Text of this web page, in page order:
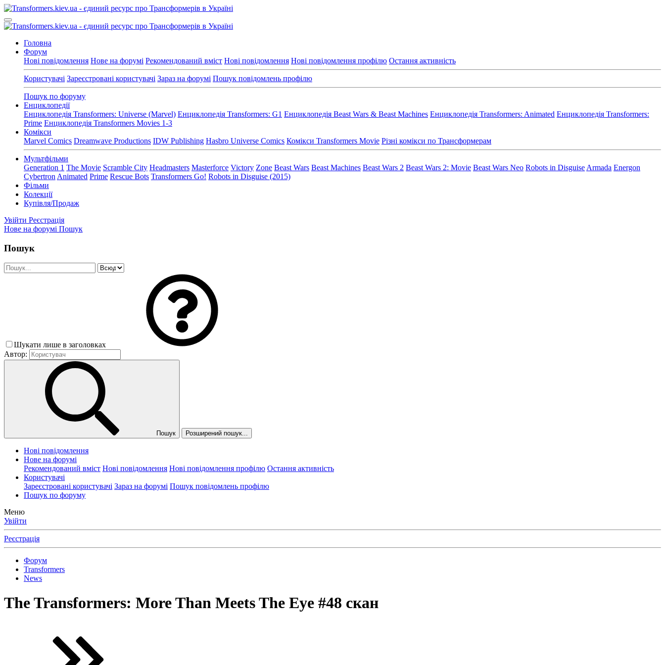
Головна
Форум
Нові повідомлення Нове на форумі Рекомендований вміст Нові повідомлення Нові повідомлення профілю Остання активність
Користувачі Зареєстровані користувачі Зараз на форумі Пошук повідомлень профілю
Пошук по форуму
Енциклопедії
Енциклопедія Transformers: Universe (Marvel) Енциклопедія Transformers: G1 Енциклопедія Beast Wars & Beast Machines Енциклопедія Transformers: Animated Енциклопедія Transformers:
Prime Енциклопедія Transformers Movies 1-3
Комікси
Marvel Comics Dreamwave Productions IDW Publishing Hasbro Universe Comics Комікси Transformers Movie Різні комікси по Трансформерам
Мультфільми
Generation 1 The Movie Scramble City Headmasters Masterforce Victory Zone Beast Wars Beast Machines Beast Wars 2 Beast Wars 2: Movie Beast Wars Neo Robots in Disguise Armada Energon
Cybertron Animated Prime Rescue Bots Transformers Go! Robots in Disguise (2015)
Фільми
Колекції
Купівля/Продаж
Увійти Реєстрація
Нове на форумі Пошук
Пошук
Шукати лише в заголовках
Автор:
Пошук Розширений пошук...
Нові повідомлення
Нове на форумі
Рекомендований вміст Нові повідомлення Нові повідомлення профілю Остання активність
Користувачі
Зареєстровані користувачі Зараз на форумі Пошук повідомлень профілю
Пошук по форуму
Меню
Увійти
Реєстрація
Форум
Transformers
News
The Transformers: More Than Meets The Eye #48 скан